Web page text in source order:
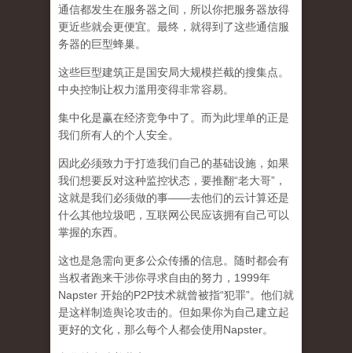
通信都发生在服务器之间，所以你把服务器放得
更近些就会更便宜。最终，就得到了这些通信服
务器的巨型蜂巢。
这些巨型建筑正是国安局大规模拦截的搜集点。
中央控制让权力滥用变得非常容易。
集中化是赢在经济竞争中了。而为此埋单的正是
我们所有人的个人安全。
因此必须致力于打造我们自己的基础设施，如果
我们想要反对这种监控状态，要推翻“老大哥”，
这就是我们必须做的事——去他们的云计算还是
什么其他垃圾吧，互联网公民应该拥有自己可以
掌握的东西。
这也是急需向更多公众传播的信息。随时都会有
当权者跑来干涉你寻求自由的努力，1999年
Napster 开始的P2P技术就曾被指“犯罪”。他们就
是这样制造舆论攻击的。但如果你为自己建立起
更好的文化，那么每个人都会使用Napster。